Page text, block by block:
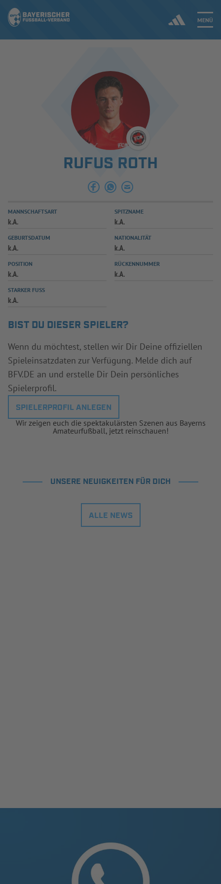
MENÜ
ERGEBNISSE & WETTBEWERBE
SPIELBETRIEB & VERBANDSLEBEN
AUSBILDUNG & FÖRDERUNG
SPIELPLUS
RUFUS ROTH
MANNSCHAFTSART
k.A.
SPITZNAME
k.A.
GEBURTSDATUM
k.A.
NATIONALITÄT
k.A.
POSITION
k.A.
RÜCKENNUMMER
k.A.
STARKER FUSS
k.A.
BIST DU DIESER SPIELER?
Wenn du möchtest, stellen wir Dir Deine offiziellen
Spieleinsatzdaten zur Verfügung. Melde dich auf
BFV.DE an und erstelle Dir Dein persönliches
Spielerprofil.
SPIELERPROFIL ANLEGEN
Wir zeigen euch die spektakulärsten Szenen aus Bayerns
Amateurfußball, jetzt reinschauen!
UNSERE NEUIGKEITEN FÜR DICH
ALLE NEWS